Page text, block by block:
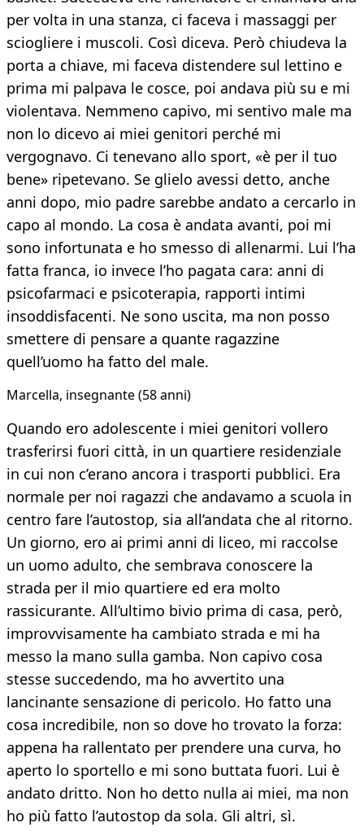
per volta in una stanza, ci faceva i massaggi per
sciogliere i muscoli. Così diceva. Però chiudeva la
porta a chiave, mi faceva distendere sul lettino e
prima mi palpava le cosce, poi andava più su e mi
violentava. Nemmeno capivo, mi sentivo male ma
non lo dicevo ai miei genitori perché mi
vergognavo. Ci tenevano allo sport, «è per il tuo
bene» ripetevano. Se glielo avessi detto, anche
anni dopo, mio padre sarebbe andato a cercarlo in
capo al mondo. La cosa è andata avanti, poi mi
sono infortunata e ho smesso di allenarmi. Lui l’ha
fatta franca, io invece l’ho pagata cara: anni di
psicofarmaci e psicoterapia, rapporti intimi
insoddisfacenti. Ne sono uscita, ma non posso
smettere di pensare a quante ragazzine
quell’uomo ha fatto del male.
Marcella, insegnante (58 anni)
Quando ero adolescente i miei genitori vollero
trasferirsi fuori città, in un quartiere residenziale
in cui non c’erano ancora i trasporti pubblici. Era
normale per noi ragazzi che andavamo a scuola in
centro fare l’autostop, sia all’andata che al ritorno.
Un giorno, ero ai primi anni di liceo, mi raccolse
un uomo adulto, che sembrava conoscere la
strada per il mio quartiere ed era molto
rassicurante. All’ultimo bivio prima di casa, però,
improvvisamente ha cambiato strada e mi ha
messo la mano sulla gamba. Non capivo cosa
stesse succedendo, ma ho avvertito una
lancinante sensazione di pericolo. Ho fatto una
cosa incredibile, non so dove ho trovato la forza:
appena ha rallentato per prendere una curva, ho
aperto lo sportello e mi sono buttata fuori. Lui è
andato dritto. Non ho detto nulla ai miei, ma non
ho più fatto l’autostop da sola. Gli altri, sì.